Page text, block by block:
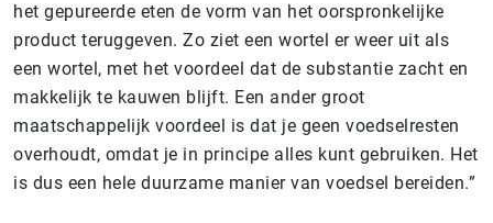
het gepureerde eten de vorm van het oorspronkelijke
product teruggeven. Zo ziet een wortel er weer uit als
een wortel, met het voordeel dat de substantie zacht en
makkelijk te kauwen blijft. Een ander groot
maatschappelijk voordeel is dat je geen voedselresten
overhoudt, omdat je in principe alles kunt gebruiken. Het
is dus een hele duurzame manier van voedsel bereiden.”